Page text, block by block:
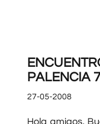
PALENCIA
27-05-2008
Hola amigos.